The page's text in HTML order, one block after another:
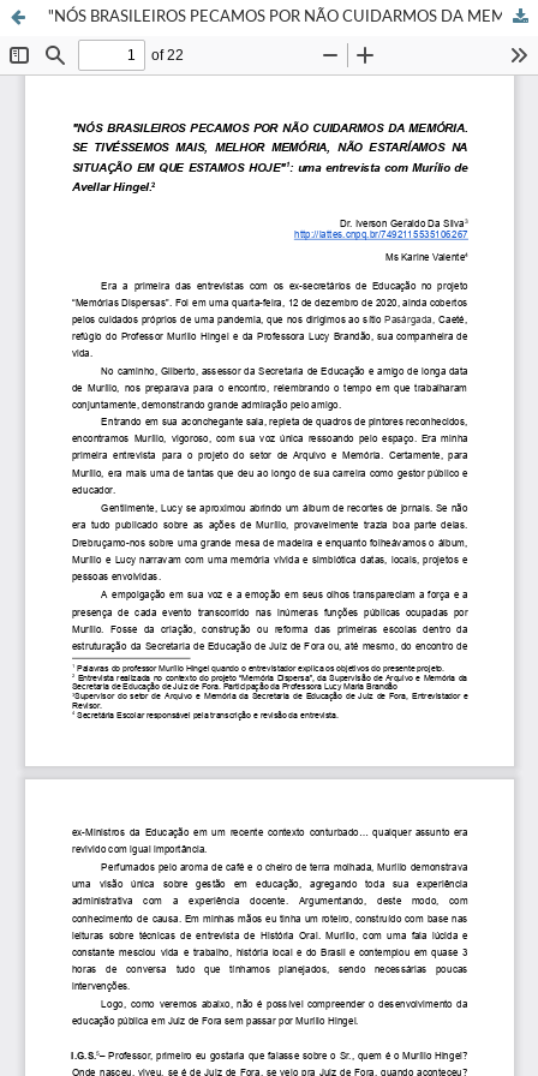
"NÓS BRASILEIROS PECAMOS POR NÃO CUIDARMOS DA MEMÓRIA.SE TIVÉSSEMOS MAIS, MELHOR MEMÓRIA, NÃO ESTARÍAMOS NA SITUAÇÃO EM QUE ESTAMOS HOJE": uma entrevista com Murílio de Avellar Hingel